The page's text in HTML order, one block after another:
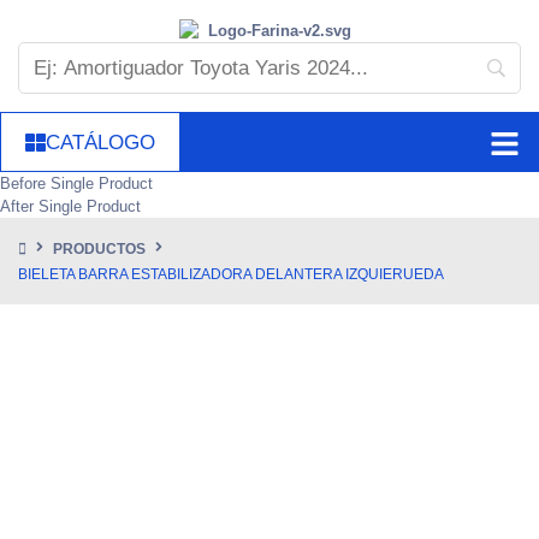
CATÁLOGO
Before Single Product
After Single Product
PRODUCTOS
BIELETA BARRA ESTABILIZADORA DELANTERA IZQUIERUEDA